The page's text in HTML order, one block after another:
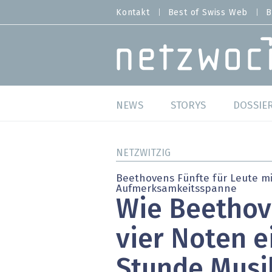
zum
MENU
Kontakt Best of Swiss Web
MAIN NAVIGATION
NEWS
Studien
Meinungen
Hands-on
STORYS
SAP
NETZWITZIG
Beethovens Fünfte für Leute
Aufmerksamkeitsspanne
Wie
vier Noten